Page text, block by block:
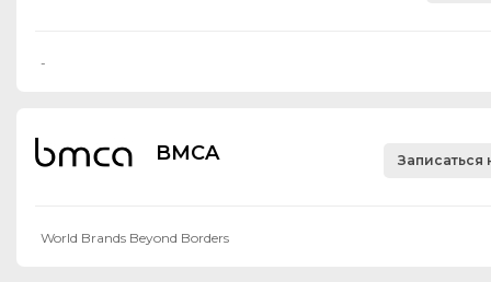
-
BMCA Записаться
World Brands Beyond Borders